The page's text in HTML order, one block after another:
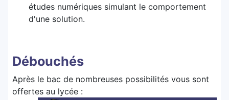
études numériques simulant le comportement
d'une solution.
Débouchés
Après le bac de nombreuses possibilités vous sont
offertes au lycée :